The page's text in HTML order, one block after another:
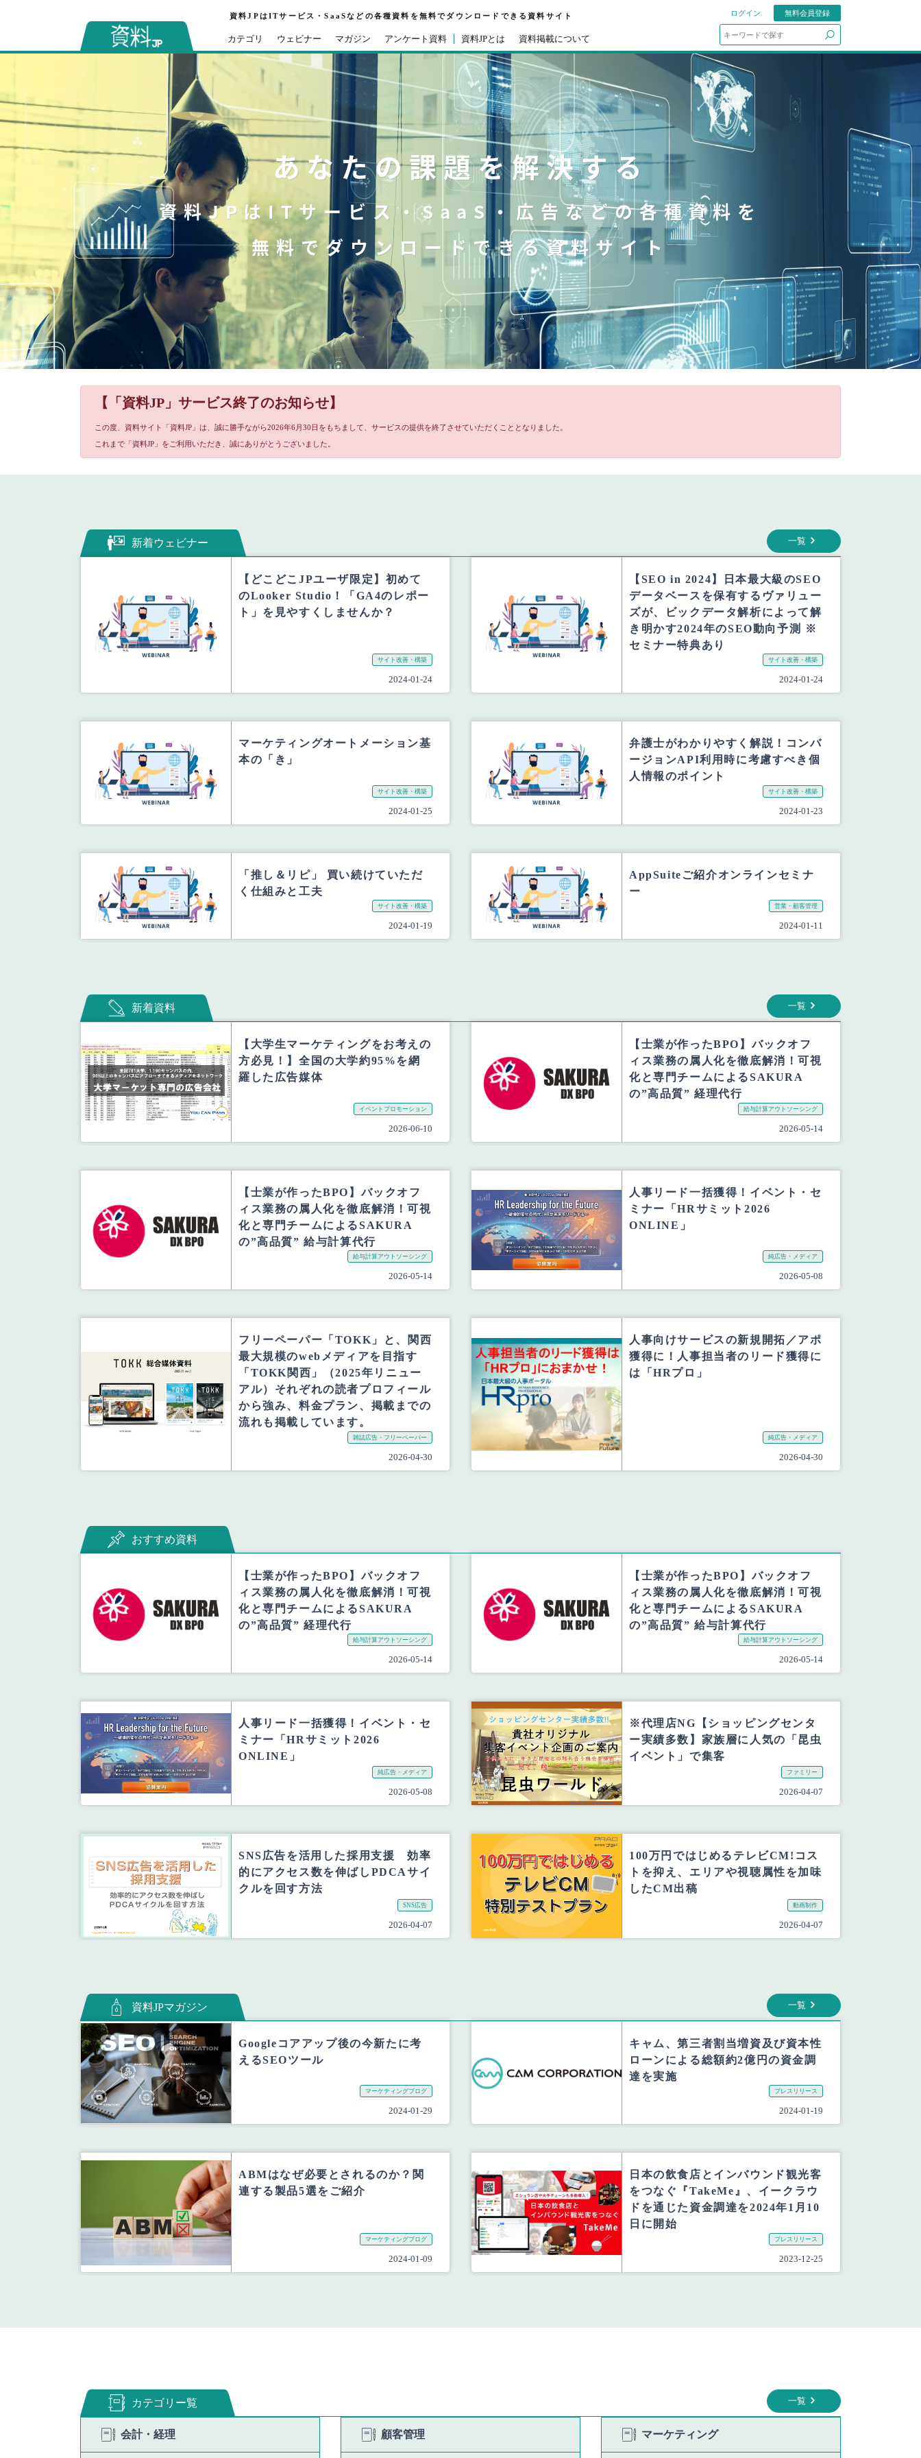
資料JPはITサービス・SaaSなどの各種資料を無料でダウンロードできる資料サイト
カテゴリ ウェビナー マガジン アンケート資料 資料JPとは 資料掲載について
ログイン
無料会員登録
あなたの課題を解決する
資料JPはITサービス・SaaS・広告などの各種資料を
無料でダウンロードできる資料サイト
【「資料JP」サービス終了のお知らせ】
この度、資料サイト「資料JP」は、誠に勝手ながら2026年6月30日をもちまして、サービスの提供を終了させていただくこととなりました。
これまで「資料JP」をご利用いただき、誠にありがとうございました。
新着ウェビナー 一覧
【どこどこJPユーザ限定】初めて
のLooker Studio！「GA4のレポー
ト」を見やすくしませんか？
サイト改善・構築
2024-01-24
【SEO in 2024】日本最大級のSEO
データベースを保有するヴァリュー
ズが、ビックデータ解析によって解
き明かす2024年のSEO動向予測 ※
セミナー特典あり
サイト改善・構築
2024-01-24
マーケティングオートメーション基
本の「き」
サイト改善・構築
2024-01-25
弁護士がわかりやすく解説！コンバ
ージョンAPI利用時に考慮すべき個
人情報のポイント
サイト改善・構築
2024-01-23
「推し＆リピ」 買い続けていただ
く仕組みと工夫
サイト改善・構築
2024-01-19
AppSuiteご紹介オンラインセミナ
ー
営業・顧客管理
2024-01-11
新着資料 一覧
【大学生マーケティングをお考えの
方必見！】全国の大学約95%を網
羅した広告媒体
イベントプロモーション
2026-06-10
【士業が作ったBPO】バックオフ
ィス業務の属人化を徹底解消！可視
化と専門チームによるSAKURA
の”高品質” 経理代行
給与計算アウトソーシング
2026-05-14
【士業が作ったBPO】バックオフ
ィス業務の属人化を徹底解消！可視
化と専門チームによるSAKURA
の”高品質” 給与計算代行
給与計算アウトソーシング
2026-05-14
人事リード一括獲得！イベント・セ
ミナー「HRサミット2026
ONLINE」
純広告・メディア
2026-05-08
フリーペーパー「TOKK」と、関西
最大規模のwebメディアを目指す
「TOKK関西」（2025年リニュー
アル）それぞれの読者プロフィール
から強み、料金プラン、掲載までの
流れも掲載しています。
雑誌広告・フリーペーパー
2026-04-30
人事向けサービスの新規開拓／アポ
獲得に！人事担当者のリード獲得に
は「HRプロ」
純広告・メディア
2026-04-30
おすすめ資料
【士業が作ったBPO】バックオフ
ィス業務の属人化を徹底解消！可視
化と専門チームによるSAKURA
の”高品質” 経理代行
給与計算アウトソーシング
2026-05-14
【士業が作ったBPO】バックオフ
ィス業務の属人化を徹底解消！可視
化と専門チームによるSAKURA
の”高品質” 給与計算代行
給与計算アウトソーシング
2026-05-14
人事リード一括獲得！イベント・セ
ミナー「HRサミット2026
ONLINE」
純広告・メディア
2026-05-08
※代理店NG【ショッピングセンタ
ー実績多数】家族層に人気の「昆虫
イベント」で集客
ファミリー
2026-04-07
SNS広告を活用した採用支援 効率
的にアクセス数を伸ばしPDCAサイ
クルを回す方法
SNS広告
2026-04-07
100万円ではじめるテレビCM!コス
トを抑え、エリアや視聴属性を加味
したCM出稿
動画制作
2026-04-07
資料JPマガジン 一覧
Googleコアアップ後の今新たに考
えるSEOツール
マーケティングブログ
2024-01-29
キャム、第三者割当増資及び資本性
ローンによる総額約2億円の資金調
達を実施
プレスリリース
2024-01-19
ABMはなぜ必要とされるのか？関
連する製品5選をご紹介
マーケティングブログ
2024-01-09
日本の飲食店とインバウンド観光客
をつなぐ『TakeMe』、イークラウ
ドを通じた資金調達を2024年1月10
日に開始
プレスリリース
2023-12-25
カテゴリー覧 一覧
会計・経理 顧客管理 マーケティング